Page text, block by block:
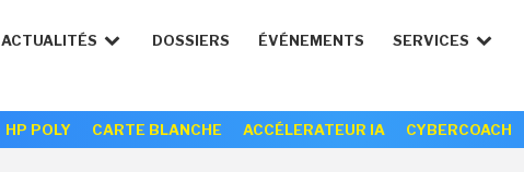
ACTUALITÉS DOSSIERS ÉVÉNEMENTS SERVICES
HP POLY CARTE BLANCHE ACCÉLERATEUR IA CYBERCOACH